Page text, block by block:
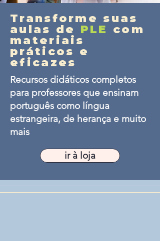
Transforme suas
aulas de PLE com
materiais
práticos e
eficazes
Recursos didáticos completos
para professores que ensinam
português como língua
estrangeira, de herança e muito
mais
ir à loja